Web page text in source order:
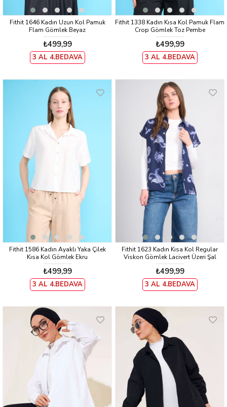
Fithit 1646 Kadın Uzun Kol Pamuk
Flam Gömlek Beyaz
₺499,99
3 AL 4.BEDAVA
Fithit 1338 Kadın Kısa Kol Pamuk Flam
Crop Gömlek Toz Pembe
₺499,99
3 AL 4.BEDAVA
Fithit 1586 Kadın Ayaklı Yaka Çilek
Kısa Kol Gömlek Ekru
₺499,99
3 AL 4.BEDAVA
Fithit 1623 Kadın Kısa Kol Regular
Viskon Gömlek Lacivert Üzeri Şal
Desen
₺499,99
3 AL 4.BEDAVA